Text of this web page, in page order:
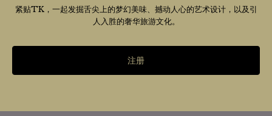
紧贴TK，一起发掘舌尖上的梦幻美味、撼动人心的艺术设计，以及引
人入胜的奢华旅游文化。
注册